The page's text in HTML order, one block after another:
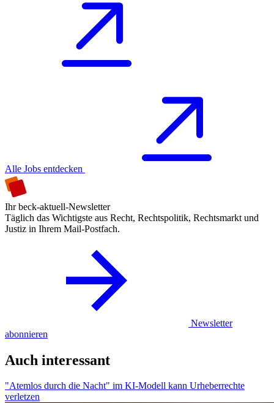
Alle Jobs entdecken
Ihr beck-aktuell-Newsletter
Täglich das Wichtigste aus Recht, Rechtspolitik, Rechtsmarkt und
Justiz in Ihrem Mail-Postfach.
Newsletter
abonnieren
Auch interessant
"Atemlos durch die Nacht" im KI-Modell kann Urheberrechte
verletzen